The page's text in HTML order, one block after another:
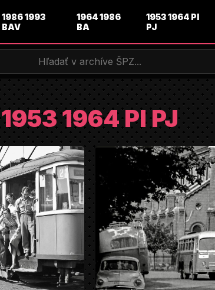
1986 1993
BAV
1964 1986
BA
1953 1964 PI
PJ
1953 1964 PI PJ